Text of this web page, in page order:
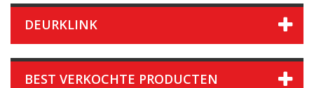
DEURKLINK
BEST VERKOCHTE PRODUCTEN